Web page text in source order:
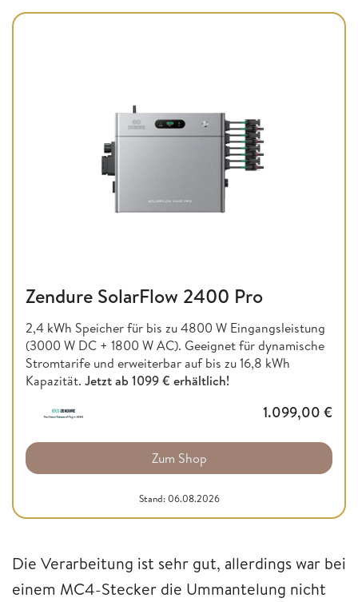
Zendure SolarFlow 2400 Pro
2,4 kWh Speicher für bis zu 4800 W Eingangsleistung
(3000 W DC + 1800 W AC). Geeignet für dynamische
Stromtarife und erweiterbar auf bis zu 16,8 kWh
Kapazität. Jetzt ab1099 € erhältlich!
1.099,00 €
Zum Shop
Stand: 06.08.2026
Die Verarbeitung ist sehr gut, allerdings war bei
einem MC4-Stecker die Ummantelung nicht